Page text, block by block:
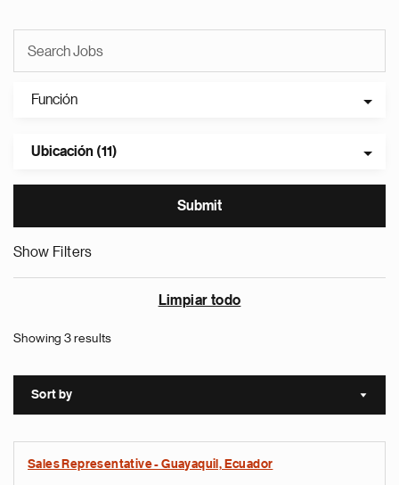
Función
Ubicación (11)
Show Filters
Limpiar todo
Showing 3 results
Sort by Sort
Sales Representative - Guayaquil, Ecuador